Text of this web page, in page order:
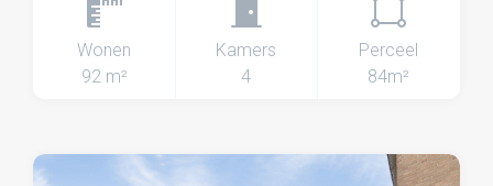
Wonen
92 m²
Kamers
4
Perceel
84m²